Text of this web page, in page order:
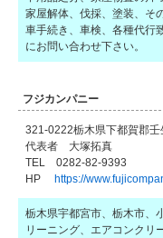
家屋解体、伐採、塗装、そ
車手続き、車検、各種代行
にお問い合わせ下さい。
フジカンパニー
321-0222栃木県下都賀郡
代表者 大塚拓真
TEL 0282-82-9393
HPhttps://
栃木県宇都宮市、栃木市、
リーニング、エアコンクリ